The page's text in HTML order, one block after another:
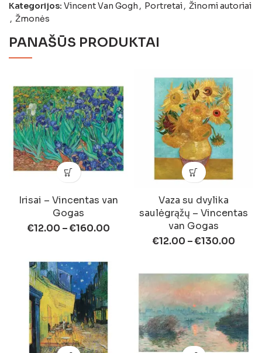
Kategorijos: Vincent Van Gogh , Portretai, Žinomi autoriai
, Žmonės
PANAŠŪS PRODUKTAI
Irisai – Vincentas van
Gogas
€12.00 –€160.00
Vaza su dvylika
saulėgrąžų – Vincentas
van Gogas
€12.00 –€130.00